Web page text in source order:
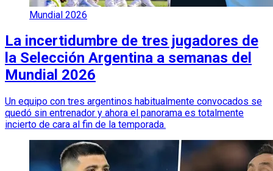
Mundial 2026
La incertidumbre de tres jugadores de
la Selección Argentina a semanas del
Mundial 2026
Un equipo con tres argentinos habitualmente convocados se
quedó sin entrenador y ahora el panorama es totalmente
incierto de cara al fin de la temporada.